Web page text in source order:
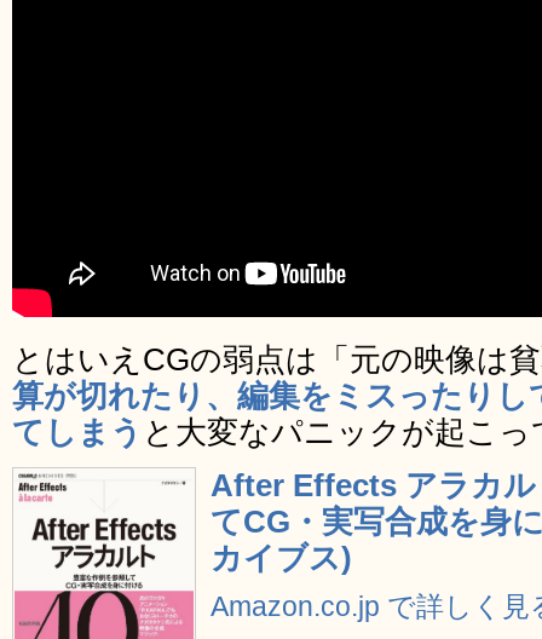
とはいえCGの弱点は「元の映像は
算が切れたり、編集をミスったりし
てしまう と大変なパニックが起こ
After Effects アラカ
てCG・実写合成を身
カイブス)
Amazon.co.jp で詳しく見